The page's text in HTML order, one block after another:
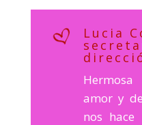
Lucia
amor y
nos